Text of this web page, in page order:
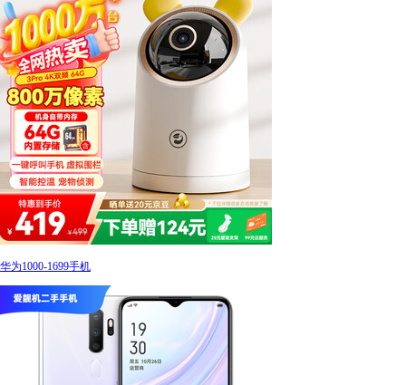
华为1000-1699手机